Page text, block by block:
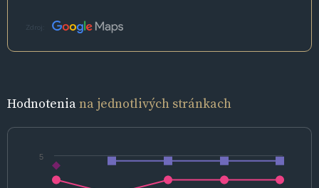
Zdroj:
Hodnoteniana jednotlivých stránkach
5